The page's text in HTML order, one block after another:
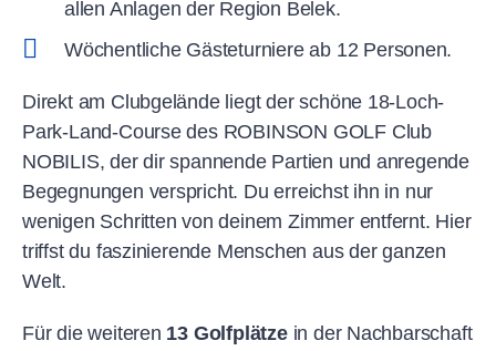
allen Anlagen der Region Belek.
Wöchentliche Gästeturniere ab 12 Personen.
Direkt am Clubgelände liegt der schöne 18-Loch-
Park-Land-Course des ROBINSON GOLF Club
NOBILIS, der dir spannende Partien und anregende
Begegnungen verspricht. Du erreichst ihn in nur
wenigen Schritten von deinem Zimmer entfernt. Hier
triffst du faszinierende Menschen aus der ganzen
Welt.
Für die weiteren 13 Golfplätze in der Nachbarschaft